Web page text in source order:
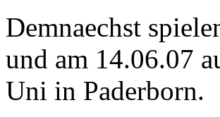
Demnaechst
und am 14.06.07
Uni in Paderborn.